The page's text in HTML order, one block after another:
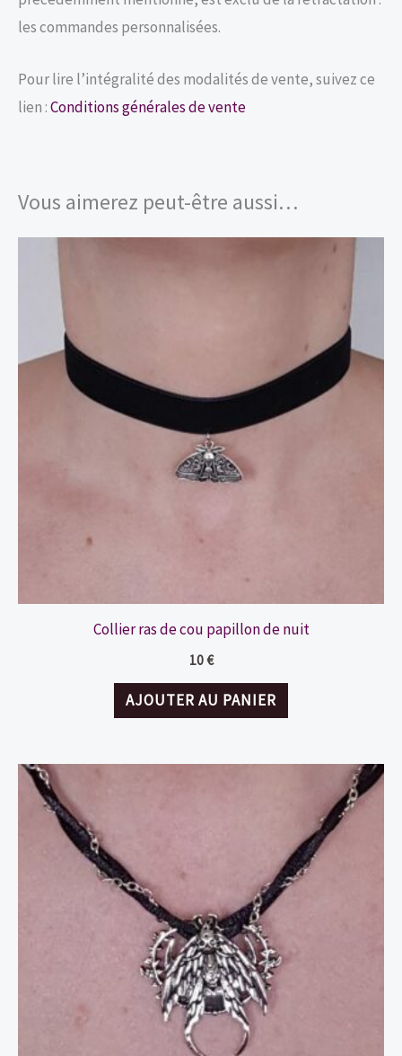
les commandes personnalisées.
Pour lire l’intégralité des modalités de vente, suivez ce
lien :Conditions générales de vente
Vous aimerez peut-être aussi…
Collier ras de cou papillon de nuit
10€
AJOUTER AU PANIER